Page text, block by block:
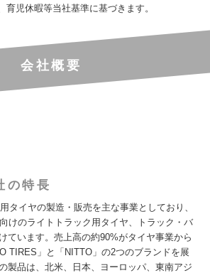
児休暇等当社基準に基づきます。
会社概要
の特長
タイヤの製造・販売を主な事業としており、
けのライトトラック用タイヤ、トラック・バ
ています。売上高の約90%がタイヤ事業から
TIRES」と「NITTO」の2つのブランドを展
製品は、北米、日本、ヨーロッパ、東南アジ